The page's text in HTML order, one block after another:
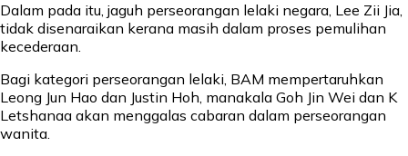
Dalam pada itu, jaguh perseorangan lelaki negara, Lee Zii Jia,
tidak disenaraikan kerana masih dalam proses pemulihan
kecederaan.
Bagi kategori perseorangan lelaki, BAM mempertaruhkan
Leong Jun Hao dan Justin Hoh, manakala Goh Jin Wei dan K
Letshanaa akan menggalas cabaran dalam perseorangan
wanita.